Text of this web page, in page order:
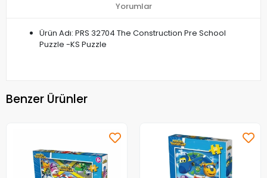
Yorumlar
Ürün Adı: PRS 32704 The Construction Pre School
Puzzle -KS Puzzle
Benzer Ürünler